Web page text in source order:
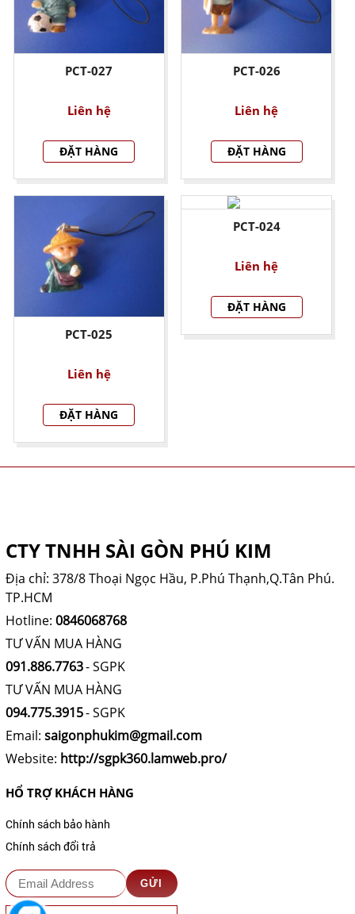
PCT-027
Liên hệ
ĐẶT HÀNG
PCT-026
Liên hệ
ĐẶT HÀNG
PCT-025
Liên hệ
ĐẶT HÀNG
PCT-024
Liên hệ
ĐẶT HÀNG
CTY TNHH SÀI GÒN PHÚ KIM
Địa chỉ: 378/8 Thoại Ngọc Hầu, P.Phú Thạnh,Q.Tân Phú.
TP.HCM
Hotline: 0846068768
TƯ VẤN MUA HÀNG
091.886.7763- SGPK
TƯ VẤN MUA HÀNG
094.775.3915- SGPK
Email: saigonphukim@gmail.com
Website: http://sgpk360.lamweb.pro/
HỔ TRỢ KHÁCH HÀNG
Chính sách bảo hành
Chính sách đổi trả